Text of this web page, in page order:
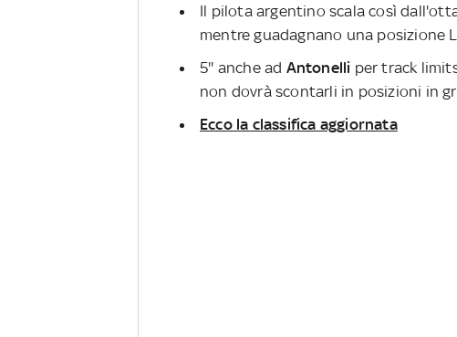
Il pilota argentino scala così
mentre guadagnano una posizione
5'' anche ad Antonelli per track
non dovrà scontarli in posizioni in
Ecco la classifica aggiornata